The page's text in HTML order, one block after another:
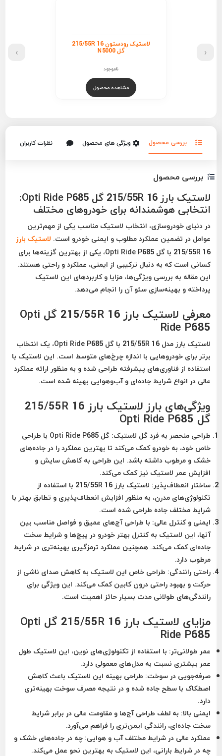
لاستیک رودستون 215/55R 16
گل N5000
ناموجود
مشاهده محصول
‹
›
بررسی محصول ویژگی های محصول نظرات کاربران
بررسی محصول
لاستیک بارز 215/55R 16 گل Opti Ride P685:
انتخابی هوشمندانه برای خودروهای مختلف
در دنیای خودروسازی، انتخاب لاستیک مناسب یکی از مهم‌ترین
عوامل در تضمین عملکرد مطلوب و ایمنی خودرو است. لاستیک بارز
215/55R 16 با گل Opti Ride P685، یکی از بهترین گزینه‌ها برای
کسانی است که به دنبال ترکیبی از ایمنی، عملکرد و راحتی هستند.
این مقاله به بررسی ویژگی‌ها، مزایا و کاربردهای این لاستیک
پرداخته و بهینه‌سازی سئو آن را انجام می‌دهد.
معرفی لاستیک بارز 215/55R 16 گل Opti
Ride P685
لاستیک بارز مدل 215/55R 16 با گل Opti Ride P685، یک انتخاب
برتر برای خودروهایی با اندازه چرخ‌های متوسط است. این لاستیک با
استفاده از فناوری‌های پیشرفته طراحی شده و به منظور ارائه عملکرد
عالی در انواع شرایط جاده‌ای و آب‌وهوایی بهینه شده است.
ویژگی‌های بارز لاستیک بارز 215/55R 16
گل Opti Ride P685
طراحی منحصر به فرد گل لاستیک
: گل Opti Ride P685 با طراحی
خاص خود، به خودرو کمک می‌کند تا بهترین عملکرد را در جاده‌های
خشک و مرطوب داشته باشد. این طراحی به کاهش سایش و
افزایش عمر لاستیک نیز کمک می‌کند.
ساختار انعطاف‌پذیر
: لاستیک بارز 215/55R 16 با استفاده از
تکنولوژی‌های مدرن، به منظور افزایش انعطاف‌پذیری و تطابق بهتر با
شرایط مختلف جاده طراحی شده است.
ایمنی و کنترل عالی: با طراحی آج‌های عمیق و فواصل مناسب بین
آنها، این لاستیک به کنترل بهتر خودرو در پیچ‌ها و شرایط سخت
جاده‌ای کمک می‌کند. همچنین عملکرد ترمزگیری بهینه‌تری در شرایط
مرطوب دارد.
راحتی رانندگی: طراحی خاص این لاستیک به کاهش صدای ناشی از
حرکت و بهبود راحتی درون کابین کمک می‌کند. این ویژگی برای
رانندگی‌های طولانی مدت بسیار حائز اهمیت است.
مزایای لاستیک بارز 215/55R 16 گل Opti
Ride P685
عمر طولانی‌تر: با استفاده از تکنولوژی‌های نوین، این لاستیک طول
عمر بیشتری نسبت به مدل‌های معمولی دارد.
صرفه‌جویی در سوخت: طراحی بهینه این لاستیک باعث کاهش
اصطکاک با سطح جاده شده و در نتیجه مصرف سوخت بهینه‌تری
دارد.
ایمنی بالا: به لطف طراحی آج‌ها و مقاومت عالی در برابر شرایط
سخت جاده‌ای، رانندگی ایمن‌تری را فراهم می‌آورد.
عملکرد عالی در شرایط مختلف آب و هوایی: چه در جاده‌های خشک و
چه در شرایط بارانی، این لاستیک به بهترین نحو عمل می‌کند.